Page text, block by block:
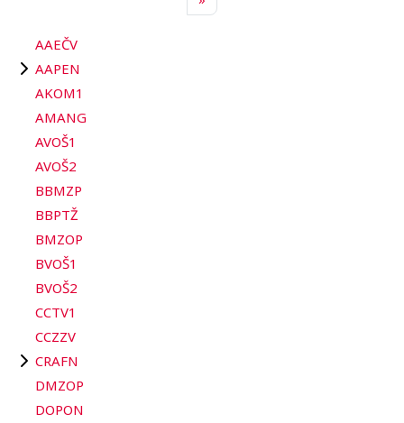
AAEČV
AAPEN
AKOM1
AMANG
AVOŠ1
AVOŠ2
BBMZP
BBPTŽ
BMZOP
BVOŠ1
BVOŠ2
CCTV1
CCZZV
CRAFN
DMZOP
DOPON